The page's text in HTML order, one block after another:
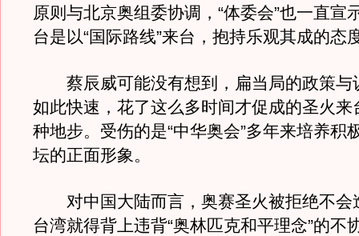
原则与北京奥组委协调，“体委会”也一直宣
台是以“国际路线”来台，抱持乐观其成的态
蔡辰威可能没有想到，扁当局的政策与
如此快速，花了这么多时间才促成的圣火来
种地步。受伤的是“中华奥会”多年来培养积
坛的正面形象。
对中国大陆而言，奥赛圣火被拒绝不会
台湾就得背上违背“奥林匹克和平理念”的不